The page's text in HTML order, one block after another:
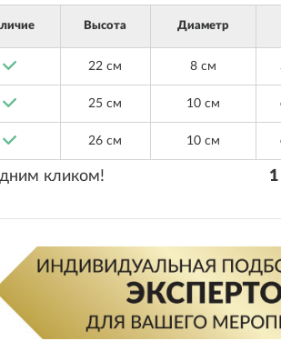
Высота Диаметр
22 см 8 см
25 см 10 см
26 см 10 см
кликом!